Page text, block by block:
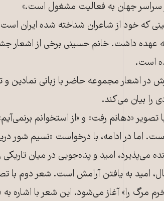
سراسر جهان به فعالیت مشغول است.»
که خود از شاعران شناخته شده ایران
عهده داشت. خانم حسینی برخی از اشعار
است.
در اشعار مجموعه حاضر با زبانی نمادین و
را بیان می‌کند.
تصویر «دهانم رفت» و «از استخوانم
است. اما در ادامه، با درخواست «نسیم شور
می‌پذیرد، امید و پناه‌جویی در میان
امید به یافتن آرامش است. شعر دوم با
مرگ را» آغاز می‌شود. این شعر با اشاره به